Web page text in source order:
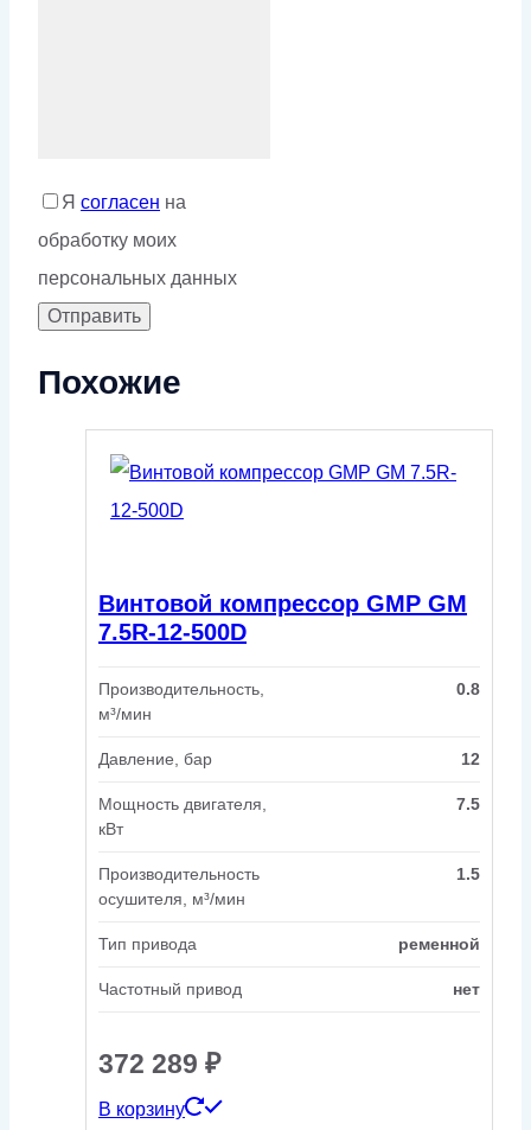
Я согласен на
обработку моих
персональных данных
Похожие
Винтовой компрессор GMP GM
7.5R-12-500D
Производительность,
м³/мин
0.8
Давление, бар 12
Мощность двигателя,
кВт
7.5
Производительность
осушителя, м³/мин
1.5
Тип привода ременной
Частотный привод нет
372 289 ₽
В корзину